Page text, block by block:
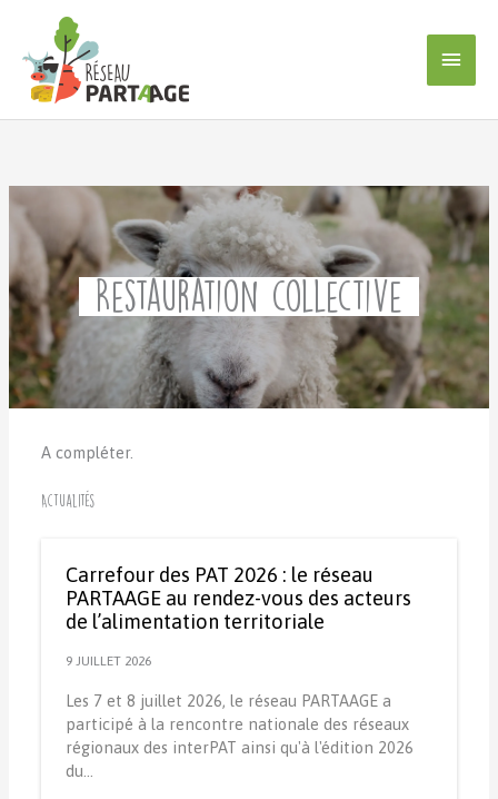
contenu
Restauration collective
A compléter.
Actualités
Carrefour des PAT 2026 : le réseau
PARTAAGE au rendez-vous des acteurs
de l’alimentation territoriale
9 JUILLET 2026
Les 7 et 8 juillet 2026, le réseau PARTAAGE a
participé à la rencontre nationale des réseaux
régionaux des interPAT ainsi qu'à l'édition 2026
du…